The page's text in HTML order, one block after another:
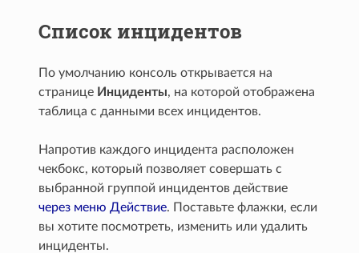
Список инцидентов
По умолчанию консоль открывается на
странице Инциденты, на которой отображена
таблица с данными всех инцидентов.
Напротив каждого инцидента расположен
чекбокс, который позволяет совершать с
выбранной группой инцидентов действие
через меню Действие. Поставьте флажки, если
вы хотите посмотреть, изменить или удалить
инциденты.